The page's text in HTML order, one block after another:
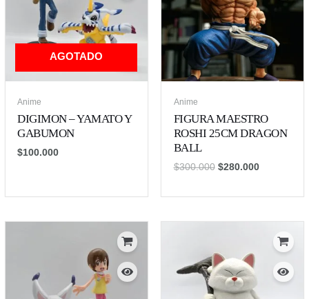
AGOTADO
Anime
DIGIMON – YAMATO Y
GABUMON
$100.000
Anime
FIGURA MAESTRO
ROSHI 25CM DRAGON
BALL
$300.000 $280.000